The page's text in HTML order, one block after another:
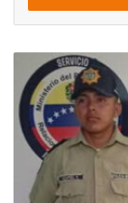
Detienen
un
sujeo
por
actos
lascivos